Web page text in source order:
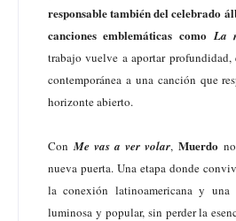
responsable también del celebrado
canciones emblemáticas como La
trabajo vuelve a aportar
contemporánea a una canción que
horizonte abierto.
ConMe vas a ver volar, Muerdo
nueva puerta. Una etapa donde
la conexión latinoamericana y una
luminosa y popular, sin perder la